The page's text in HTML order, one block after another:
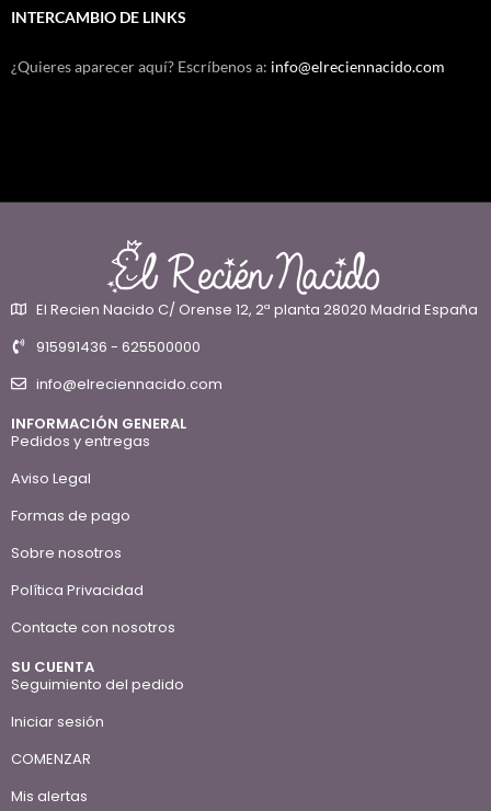
INTERCAMBIO DE LINKS
¿Quieres aparecer aquí? Escríbenos a: info@elreciennacido.com
El Recien Nacido C/ Orense 12, 2ª planta 28020 Madrid España
915991436 - 625500000
info@elreciennacido.com
INFORMACIÓN GENERAL
Pedidos y entregas
Aviso Legal
Formas de pago
Sobre nosotros
Política Privacidad
Contacte con nosotros
SU CUENTA
Seguimiento del pedido
Iniciar sesión
COMENZAR
Mis alertas